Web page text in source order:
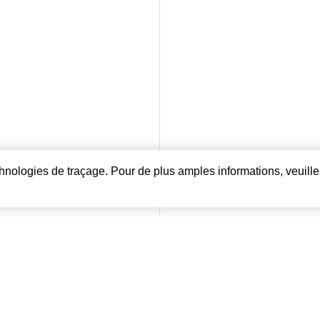
de traçage. Pour de plus amples informations,